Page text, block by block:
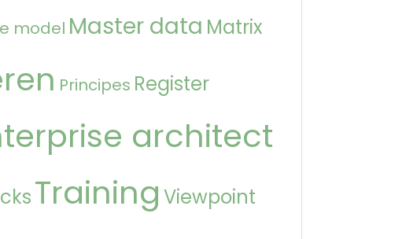
model Master data Matrix
Principes Register
architect
Training Viewpoint